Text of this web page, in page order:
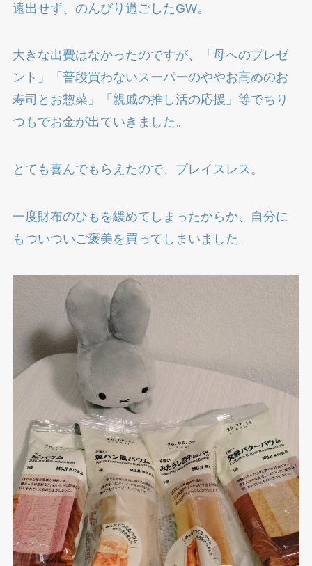
遠出せず、のんびり過ごしたGW。
大きな出費はなかったのですが、「母へのプレゼ
ント」「普段買わないスーパーのややお高めのお
寿司とお惣菜」「親戚の推し活の応援」等でちり
つもでお金が出ていきました。
とても喜んでもらえたので、プレイスレス。
一度財布のひもを緩めてしまったからか、自分に
もついついご褒美を買ってしまいました。